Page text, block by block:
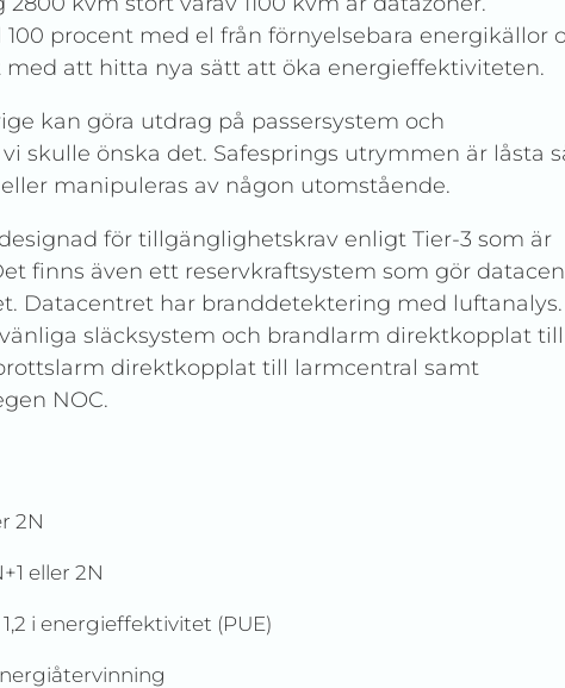
procent med el från förnyelsebara energikällor
att hitta nya sätt att öka energieffektiviteten.
kan göra utdrag på passersystem och
skulle önska det. Safesprings utrymmen är låsta
manipuleras av någon utomstående.
för tillgänglighetskrav enligt Tier-3 som är
finns även ett reservkraftsystem som gör
Datacentret har branddetektering med luftanalys.
släcksystem och brandlarm direktkopplat till
direktkopplat till larmcentral samt
NOC.
2N
eller 2N
i energieffektivitet (PUE)